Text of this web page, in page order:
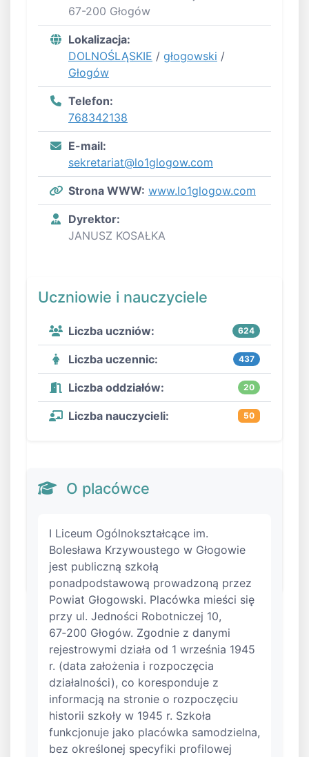
67-200 Głogów
Lokalizacja:
DOLNOŚLĄSKIE / głogowski /
Głogów
Telefon:
768342138
E-mail:
sekretariat@lo1glogow.com
Strona WWW: www.lo1glogow.com
Dyrektor:
JANUSZ KOSAŁKA
Uczniowie i nauczyciele
Liczba uczniów: 624
Liczba uczennic: 437
Liczba oddziałów: 20
Liczba nauczycieli: 50
O placówce
I Liceum Ogólnokształcące im.
Bolesława Krzywoustego w Głogowie
jest publiczną szkołą
ponadpodstawową prowadzoną przez
Powiat Głogowski. Placówka mieści się
przy ul. Jedności Robotniczej 10,
67‑200 Głogów. Zgodnie z danymi
rejestrowymi działa od 1 września 1945
r. (data założenia i rozpoczęcia
działalności), co koresponduje z
informacją na stronie o rozpoczęciu
historii szkoły w 1945 r. Szkoła
funkcjonuje jako placówka samodzielna,
bez określonej specyfiki profilowej